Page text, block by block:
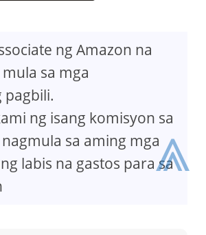
ng Amazon na
sa mga
pagbili.
ng isang komisyon sa
sa aming mga
labis na gastos para sa
⩓